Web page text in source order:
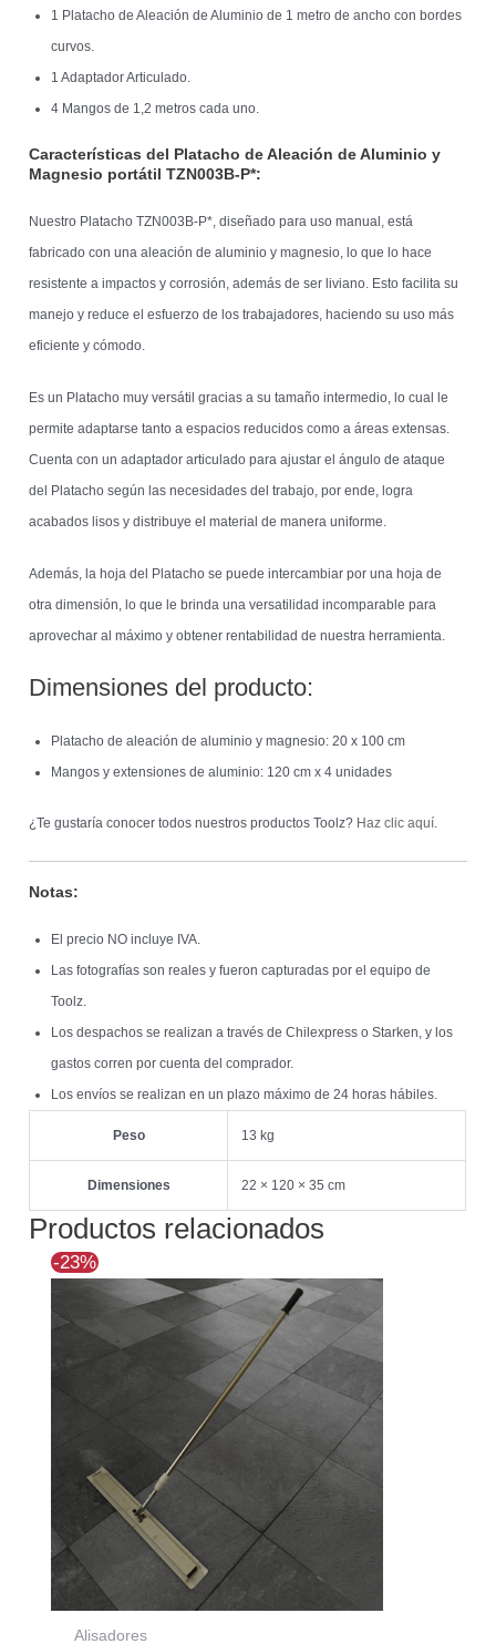
1 Platacho de Aleación de Aluminio de 1 metro de ancho con bordes
curvos.
1 Adaptador Articulado.
4 Mangos de 1,2 metros cada uno.
Características del Platacho de Aleación de Aluminio y
Magnesio portátil TZN003B-P*:
Nuestro Platacho TZN003B-P*, diseñado para uso manual, está
fabricado con una aleación de aluminio y magnesio, lo que lo hace
resistente a impactos y corrosión, además de ser liviano. Esto facilita su
manejo y reduce el esfuerzo de los trabajadores, haciendo su uso más
eficiente y cómodo.
Es un Platacho muy versátil gracias a su tamaño intermedio, lo cual le
permite adaptarse tanto a espacios reducidos como a áreas extensas.
Cuenta con un adaptador articulado para ajustar el ángulo de ataque
del Platacho según las necesidades del trabajo, por ende, logra
acabados lisos y distribuye el material de manera uniforme.
Además, la hoja del Platacho se puede intercambiar por una hoja de
otra dimensión, lo que le brinda una versatilidad incomparable para
aprovechar al máximo y obtener rentabilidad de nuestra herramienta.
Dimensiones del producto:
Platacho de aleación de aluminio y magnesio: 20 x 100 cm
Mangos y extensiones de aluminio: 120 cm x 4 unidades
¿Te gustaría conocer todos nuestros productos Toolz? Haz clic aquí.
Notas:
El precio NO incluye IVA.
Las fotografías son reales y fueron capturadas por el equipo de
Toolz.
Los despachos se realizan a través de Chilexpress o Starken, y los
gastos corren por cuenta del comprador.
Los envíos se realizan en un plazo máximo de 24 horas hábiles.
Peso 13 kg
Dimensiones 22 × 120 × 35 cm
Productos relacionados
-23%
Alisadores
precio
original
era:
$168.534.
precio
actual
es:
$129.189.